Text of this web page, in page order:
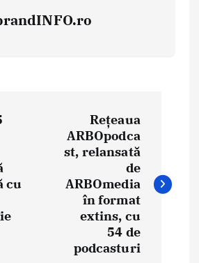
cu
Rețeaua
ARBOpodca
st, relansată
de
ARBOmedia
în format
extins, cu
54 de
podcasturi